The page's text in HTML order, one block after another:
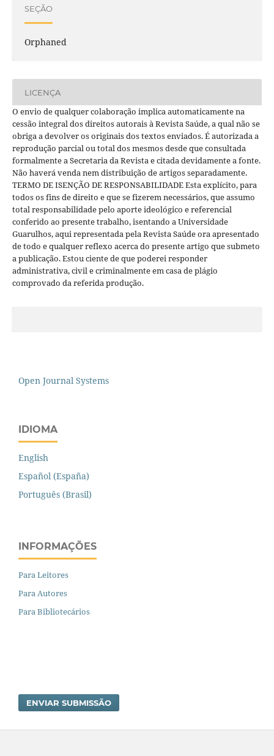
SEÇÃO
Orphaned
LICENÇA
O envio de qualquer colaboração implica automaticamente na
cessão integral dos direitos autorais à Revista Saúde, a qual não se
obriga a devolver os originais dos textos enviados. É autorizada a
reprodução parcial ou total dos mesmos desde que consultada
formalmente a Secretaria da Revista e citada devidamente a fonte.
Não haverá venda nem distribuição de artigos separadamente.
TERMO DE ISENÇÃO DE RESPONSABILIDADE Esta explícito, para
todos os fins de direito e que se fizerem necessários, que assumo
total responsabilidade pelo aporte ideológico e referencial
conferido ao presente trabalho, isentando a Universidade
Guarulhos, aqui representada pela Revista Saúde ora apresentado
de todo e qualquer reflexo acerca do presente artigo que submeto
a publicação. Estou ciente de que poderei responder
administrativa, civil e criminalmente em casa de plágio
comprovado da referida produção.
Open Journal Systems
IDIOMA
English
Español (España)
Português (Brasil)
INFORMAÇÕES
Para Leitores
Para Autores
Para Bibliotecários
ENVIAR SUBMISSÃO